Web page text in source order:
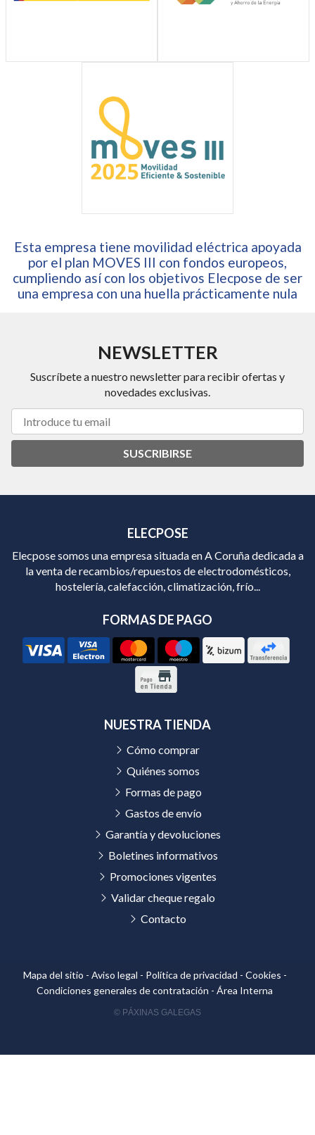
Esta empresa tiene movilidad eléctrica apoyada
por el plan MOVES III con fondos europeos,
cumpliendo así con los objetivos Elecpose de ser
una empresa con una huella prácticamente nula
NEWSLETTER
Suscríbete a nuestro newsletter para recibir ofertas y
novedades exclusivas.
SUSCRIBIRSE
ELECPOSE
Elecpose somos una empresa situada en A Coruña dedicada a
la venta de recambios/repuestos de electrodomésticos,
hostelería, calefacción, climatización, frío...
FORMAS DE PAGO
NUESTRA TIENDA
Cómo comprar
Quiénes somos
Formas de pago
Gastos de envío
Garantía y devoluciones
Boletines informativos
Promociones vigentes
Validar cheque regalo
Contacto
Mapa del sitio - Aviso legal - Política de privacidad - Cookies -
Condiciones generales de contratación - Área Interna
© PÁXINAS GALEGAS